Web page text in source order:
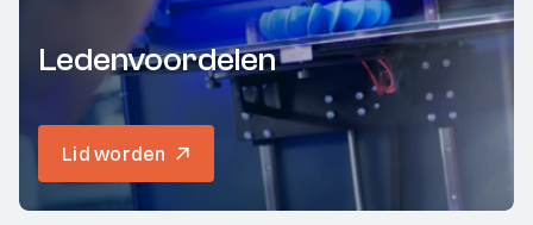
Ledenvoordelen
Lid worden